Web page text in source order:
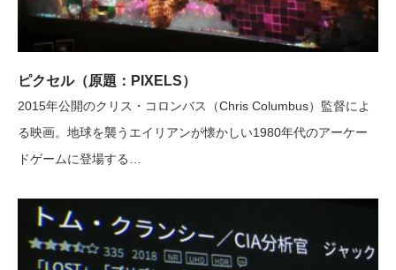
ピクセル（原題：PIXELS）
2015年公開のクリス・コロンバス（Chris Columbus）監督によ
る映画。地球を襲うエイリアンが懐かしい1980年代のアーケー
ドゲームに登場する…